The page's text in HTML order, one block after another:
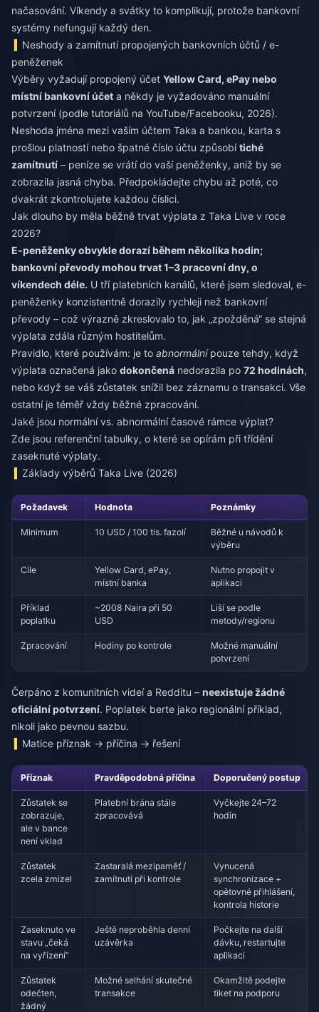
načasování. Víkendy a svátky to komplikují, protože bankovní
systémy nefungují každý den.
Neshody a zamítnutí propojených bankovních účtů / e-
peněženek
Výběry vyžadují propojený účet Yellow Card, ePay nebo
místní bankovní účet a někdy je vyžadováno manuální
potvrzení (podle tutoriálů na YouTube/Facebooku, 2026).
Neshoda jména mezi vaším účtem Taka a bankou, karta s
prošlou platností nebo špatné číslo účtu způsobítiché
zamítnutí – peníze se vrátí do vaší peněženky, aniž by se
zobrazila jasná chyba. Předpokládejte chybu až poté, co
dvakrát zkontrolujete každou číslici.
Jak dlouho by měla běžně trvat výplata z Taka Live v roce
2026?
E-peněženky obvykle dorazí během několika hodin;
bankovní převody mohou trvat 1–3 pracovní dny, o
víkendech déle. U tří platebních kanálů, které jsem sledoval, e-
peněženky konzistentně dorazily rychleji než bankovní
převody – což výrazně zkreslovalo to, jak „zpožděná“ se stejná
výplata zdála různým hostitelům.
Pravidlo, které používám: je to abnormálnípouze tehdy, když
výplata označená jako dokončená nedorazila po 72 hodinách,
nebo když se váš zůstatek snížil bez záznamu o transakci. Vše
ostatní je téměř vždy běžné zpracování.
Jaké jsou normální vs. abnormální časové rámce výplat?
Zde jsou referenční tabulky, o které se opírám při třídění
zaseknuté výplaty.
Základy výběrů Taka Live (2026)
Požadavek Hodnota Poznámky
Minimum 10 USD / 100 tis. fazolí
Běžné u návodů k
výběru
Cíle
Yellow Card, ePay,
místní banka
Nutno propojit v
aplikaci
Příklad
poplatku
~2008 Naira při 50
USD
Liší se podle
metody/regionu
Zpracování Hodiny po kontrole
Možné manuální
potvrzení
Čerpáno z komunitních videí a Redditu – neexistuje žádné
oficiální potvrzení. Poplatek berte jako regionální příklad,
nikoli jako pevnou sazbu.
Matice příznak → příčina → řešení
Příznak Pravděpodobná příčina Doporučený postup
Zůstatek se
zobrazuje,
ale v bance
není vklad
Platební brána stále
zpracovává
Vyčkejte 24–72
hodin
Zůstatek
zcela zmizel
Zastaralá mezipaměť /
zamítnutí při kontrole
Vynucená
synchronizace +
opětovné přihlášení,
kontrola historie
Zaseknuto ve
stavu „čeká
na vyřízení“
Ještě neproběhla denní
uzávěrka
Počkejte na další
dávku, restartujte
aplikaci
Zůstatek
odečten,
žádný
Možné selhání skutečné
transakce
Okamžitě podejte
tiket na podporu